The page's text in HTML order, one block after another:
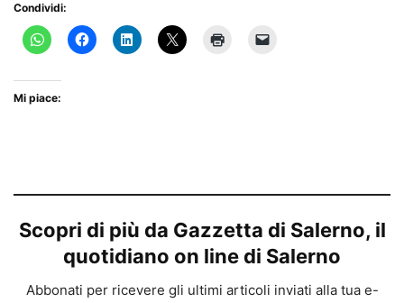
Condividi:
Mi piace:
Scopri di più da Gazzetta di Salerno, il
quotidiano on line di Salerno
Abbonati per ricevere gli ultimi articoli inviati alla tua e-